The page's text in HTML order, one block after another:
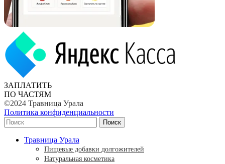
ЗАПЛАТИТЬ
ПО ЧАСТЯМ
©2024 Травница Урала
Политика конфиденциальности
Поиск
Травница Урала
Пищевые добавки долгожителей
Натуральная косметика